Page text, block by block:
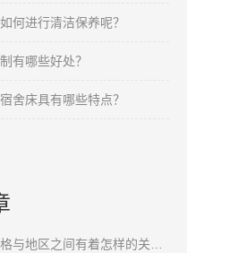
何进行清洁保养呢？
有哪些好处？
舍床具有哪些特点？